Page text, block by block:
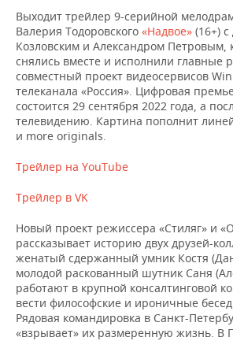
ВУЗЫ ТАТАРСТАНА
КОМУ ПРИНАДЛЕЖАТ
ТОРГОВЫЕ ЦЕНТРЫ
ТАТАРСТАНА
БАНКИ
БЮДЖЕТ
ИНВЕСТИЦИИ
АГРОПРОМ
МАШИНОСТРОЕНИЕ
НЕФТЕХИМИЯ
НЕФТЬ
ОПК
НОВОСТИ НЕДВИЖИМОСТИ
АВТО
НОВОСТИ АВТО
БИЗНЕС
НОВОСТИ БИЗНЕСА
РОЗНИЧНАЯ ТОРГОВЛЯ
ТРАНСПОРТ
УСЛУГИ
ТЕХНОЛОГИИ
НОВОСТИ ТЕХНОЛОГИЙ
IT
МЕДИА
ТЕЛЕКОММУНИКАЦИИ
МЕРОПРИЯТИЯ
НОВОСТИ МЕРОПРИЯТИЙ
ВЫЕЗДНАЯ РЕДАКЦИЯ
БИЗНЕС-БРАНЧИ
ONLINE-КОНФЕРЕНЦИИ
ОТКРЫТАЯ ЛЕКЦИЯ
СПОРТ
НОВОСТИ СПОРТА
ФУТБОЛ
ХОККЕЙ
БАСКЕТБОЛ
ОБЩЕСТВО
НОВОСТИ ОБЩЕСТВА
ВЛАСТЬ
ИНФРАСТРУКТУРА
ФОТОГАЛЕРЕЯ
СЮЖЕТЫ
СПРАВОЧНИК
Выходит трейлер 9-серийной
Валерия Тодоровского «Надвое» (16+)
Козловским и Александром Петровым,
снялись вместе и исполнили главные
совместный проект видеосервисов
телеканала «Россия». Цифровая
состоится 29 сентября 2022 года, а
телевидению. Картина пополнит
и more originals.
Трейлер на YouTube
Трейлер в VK
Новый проект режиссера «Стиляг» и
рассказывает историю двух друзей-
женатый сдержанный умник Костя
молодой раскованный шутник Саня
работают в крупной консалтинговой
вести философские и ироничные
Рядовая командировка в Санкт-
«взрывает» их размеренную жизнь. В